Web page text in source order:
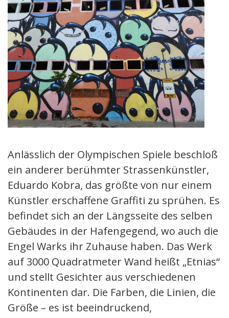
Anlässlich der Olympischen Spiele beschloß
ein anderer berühmter Strassenkünstler,
Eduardo Kobra, das größte von nur einem
Künstler erschaffene Graffiti zu sprühen. Es
befindet sich an der Längsseite des selben
Gebäudes in der Hafengegend, wo auch die
Engel Warks ihr Zuhause haben. Das Werk
auf 3000 Quadratmeter Wand heißt „Etnias“
und stellt Gesichter aus verschiedenen
Kontinenten dar. Die Farben, die Linien, die
Größe – es ist beeindruckend,